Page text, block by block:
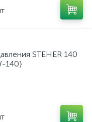
STEHER 140
140}